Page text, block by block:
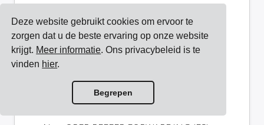
Deze website gebruikt cookies om ervoor te
zorgen dat u de beste ervaring op onze website
krijgt. Meer informatie. Ons privacybeleid is te
vinden hier.
Begrepen
REEFER FORWARDING (ES) via e-mail op
sami@operreefer.com
Biedt OPER REEFER
FORWARDING (ES) tracking
aan?